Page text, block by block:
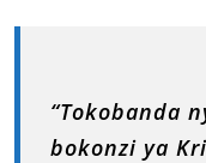
“Tokobanda
bokonzi ya